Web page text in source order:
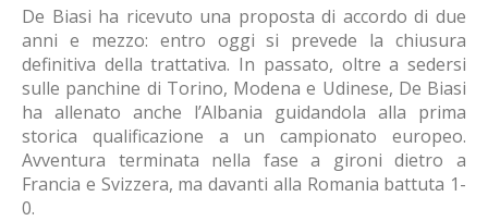
De Biasi ha ricevuto una proposta di accordo di due
anni e mezzo: entro oggi si prevede la chiusura
definitiva della trattativa. In passato, oltre a sedersi
sulle panchine di Torino, Modena e Udinese, De Biasi
ha allenato anche l’Albania guidandola alla prima
storica qualificazione a un campionato europeo.
Avventura terminata nella fase a gironi dietro a
Francia e Svizzera, ma davanti alla Romania battuta 1-
0.